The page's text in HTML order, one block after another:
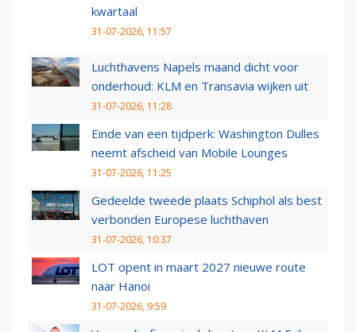
kwartaal
31-07-2026, 11:57
Luchthavens Napels maand dicht voor
onderhoud: KLM en Transavia wijken uit
31-07-2026, 11:28
Einde van een tijdperk: Washington Dulles
neemt afscheid van Mobile Lounges
31-07-2026, 11:25
Gedeelde tweede plaats Schiphol als best
verbonden Europese luchthaven
31-07-2026, 10:37
LOT opent in maart 2027 nieuwe route
naar Hanoi
31-07-2026, 9:59